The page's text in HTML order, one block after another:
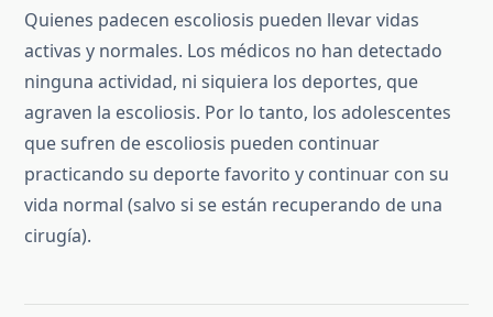
Quienes padecen escoliosis pueden llevar vidas
activas y normales. Los médicos no han detectado
ninguna actividad, ni siquiera los deportes, que
agraven la escoliosis. Por lo tanto, los adolescentes
que sufren de escoliosis pueden continuar
practicando su deporte favorito y continuar con su
vida normal (salvo si se están recuperando de una
cirugía).